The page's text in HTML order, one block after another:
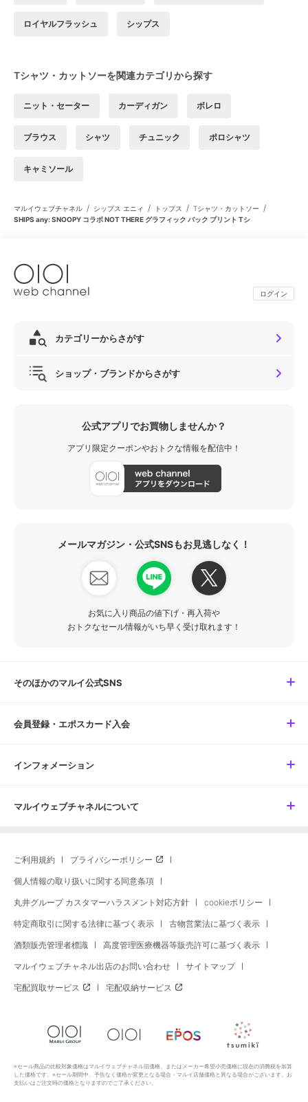
ロイヤルフラッシュ シップス
Tシャツ・カットソーを関連カテゴリから探す
ニット・セーター カーディガン ボレロ
ブラウス シャツ チュニック ポロシャツ
キャミソール
マルイウェブチャネル / シップス エニィ / トップス / Tシャツ・カットソー /
SHIPS any: SNOOPY コラボ NOT THERE グラフィック バック プリント Tシ
ログイン
カテゴリーからさがす
ショップ・ブランドからさがす
公式アプリでお買物しませんか？
アプリ限定クーポンやおトクな情報を配信中！
メールマガジン・公式SNSもお見逃しなく！
お気に入り商品の値下げ・再入荷や
おトクなセール情報がいち早く受け取れます！
そのほかのマルイ公式SNS
会員登録・エポスカード入会
インフォメーション
マルイウェブチャネルについて
ご利用規約 プライバシーポリシー
個人情報の取り扱いに関する同意条項
丸井グループ カスタマーハラスメント対応方針 cookieポリシー
特定商取引に関する法律に基づく表示 古物営業法に基づく表示
酒類販売管理者標識 高度管理医療機器等販売許可に基づく表示
マルイウェブチャネル出店のお問い合わせ サイトマップ
宅配買取サービス 宅配収納サービス
※セール商品の比較対象価格はマルイウェブチャネル旧価格、またはメーカー希望小売価格に現在の消費税を加算
した価格です。※セール期間中、予告なく価格が変更となる場合・マルイ店舗価格と異なる場合がございます。お
支払いはご注文時の価格となりますのでご了承ください。